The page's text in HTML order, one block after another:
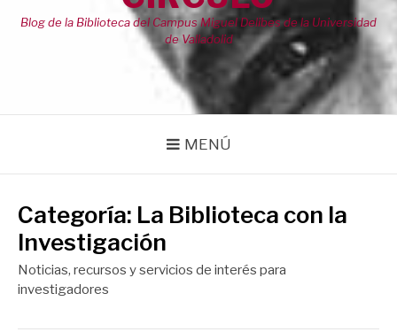
Blog de la Biblioteca del Campus Miguel Delibes de la Universidad
de Valladolid
MENÚ
Categoría: La Biblioteca con la
Investigación
Noticias, recursos y servicios de interés para
investigadores